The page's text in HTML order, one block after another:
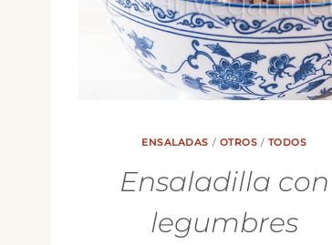
ENSALADAS / OTROS / TODOS
Ensaladilla con
legumbres